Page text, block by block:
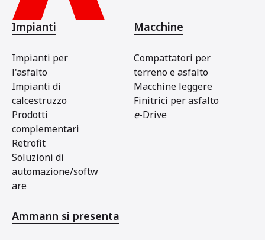
Impianti
Impianti per
l'asfalto
Impianti di
calcestruzzo
Prodotti
complementari
Retrofit
Soluzioni di
automazione/softw
are
Macchine
Compattatori per
terreno e asfalto
Macchine leggere
Finitrici per asfalto
e-Drive
Ammann si presenta